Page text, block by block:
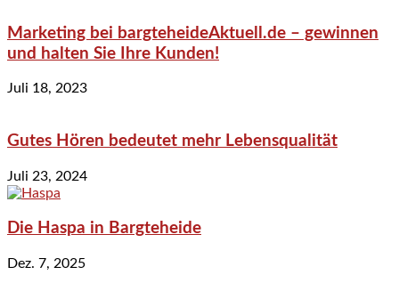
Marketing bei bargteheideAktuell.de – gewinnen
und halten Sie Ihre Kunden!
Juli 18, 2023
Gutes Hören bedeutet mehr Lebensqualität
Juli 23, 2024
Die Haspa in Bargteheide
Dez. 7, 2025